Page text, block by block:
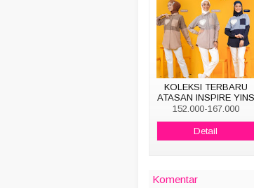
KOLEKSI TERBARU
ATASAN INSPIRE YINS
ITOP 018
152.000-167.000
Detail
Komentar